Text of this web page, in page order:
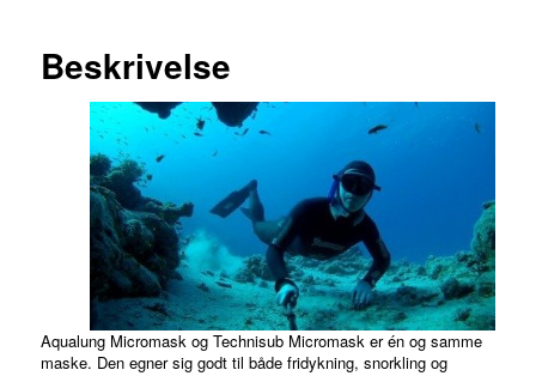
Beskrivelse
Aqualung Micromask og Technisub Micromask er én og samme
maske. Den egner sig godt til både fridykning, snorkling og